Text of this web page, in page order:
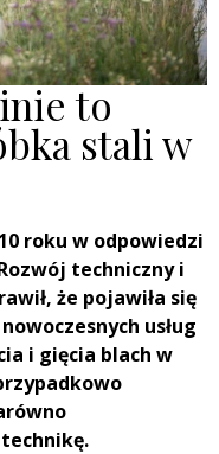
to
stali w
roku w odpowiedzi
techniczny i
że pojawiła się
usług
i gięcia blach w